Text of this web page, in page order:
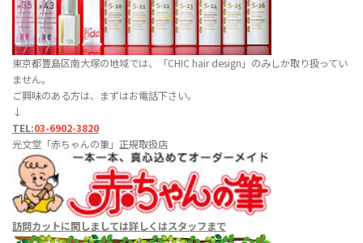
東京都豊島区南大塚の地域では、「CHIC hair design」のみしか取り扱ってい
ません。
ご興味のある方は、まずはお電話下さい。
↓
TEL:03-6902-3820
光文堂「赤ちゃんの筆」正規取扱店
訪問カットに関しましては詳しくはスタッフまで